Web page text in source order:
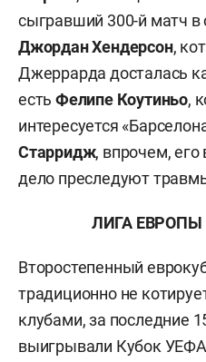
сыгравший 300-й матч в
Джордан Хендерсон,
Джеррарда досталась
есть Фелипе Коутиньо,
интересуется
Старридж, впрочем, его
дело преследуют
ЛИГА
Второстепенный
традиционно не
клубами, за последние
выигрывали Кубок